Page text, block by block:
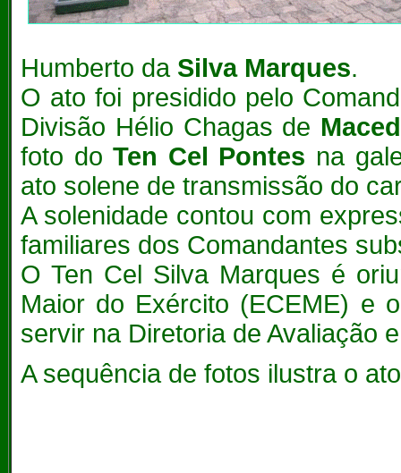
Humberto da Silva Marques.
O ato foi presidido pelo
Divisão Hélio Chagas de
foto doTen Cel Pontes na
ato solene de transmissão do
A solenidade contou com
familiares dos Comandantes
O Ten Cel Silva Marques é
Maior do Exército (ECEME) e
servir na Diretoria de Avaliação
A sequência de fotos ilustra o